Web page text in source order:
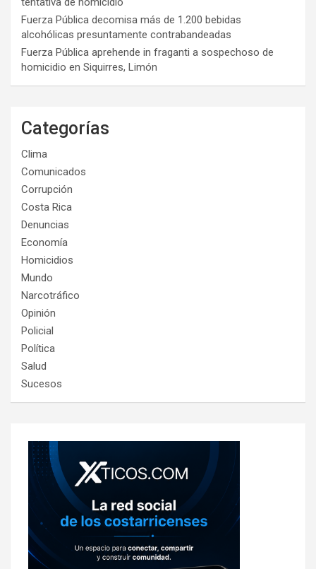
Fuerza Pública decomisa más de 1.200 bebidas
alcohólicas presuntamente contrabandeadas
Fuerza Pública aprehende in fraganti a sospechoso de
homicidio en Siquirres, Limón
Categorías
Clima
Comunicados
Corrupción
Costa Rica
Denuncias
Economía
Homicidios
Mundo
Narcotráfico
Opinión
Policial
Política
Salud
Sucesos